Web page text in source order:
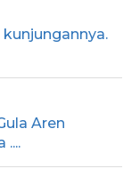
Aren
....